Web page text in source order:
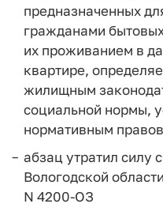
предназначенных
гражданами
их проживанием в
квартире,
жилищным
социальной нормы,
нормативным
абзац утратил силу
Вологодской
N 4200-ОЗ